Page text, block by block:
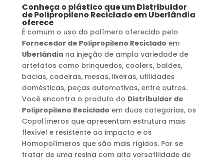
Conheça o plástico que umDistribuidor
de Polipropileno Reciclado emUberlândia
oferece
É comum o uso do polímero oferecido pelo
Fornecedor de Polipropileno Reciclado em
Uberlândiana injeção de ampla variedade de
artefatos como brinquedos, coolers, baldes,
bacias, cadeiras, mesas, lixeiras, utilidades
domésticas, peças automotivas, entre outros.
Você encontra o produto do Distribuidor de
Polipropileno Reciclado em duas categorias, os
Copolímeros que apresentam estrutura mais
flexível e resistente ao impacto e os
Homopolímeros que são mais rígidos. Por se
tratar de uma resina com alta versatilidade de